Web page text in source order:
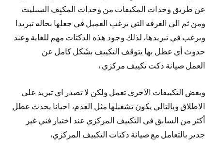
عن طريق وحدات المكيفات من وحدات المكيِف السبليت
ومن ثم الى الغرفه التي يرغب العميل في جعلها بحاله تبريدا
ويرغب في تبريدها، لذلك وجود هذه الدكتات مهم للغاية وعند
حدوث أي عطل بها يتوقف التكييف بشَكل كامل عن
العمل صيانة دكت تكييف مركزي ،
وبعض التكييفات الاخرى تعمل ولكن لا تصدر اي تبريد على
الاطلاق وبالتالي يكون تشغيلها مثل العدم، احيانا يحدث عطل
أكثر من السابق في التكييف المركزي عند اختيار فني غير
جدير بالتعامل مع صيانة دكتات التكييف المركزي،